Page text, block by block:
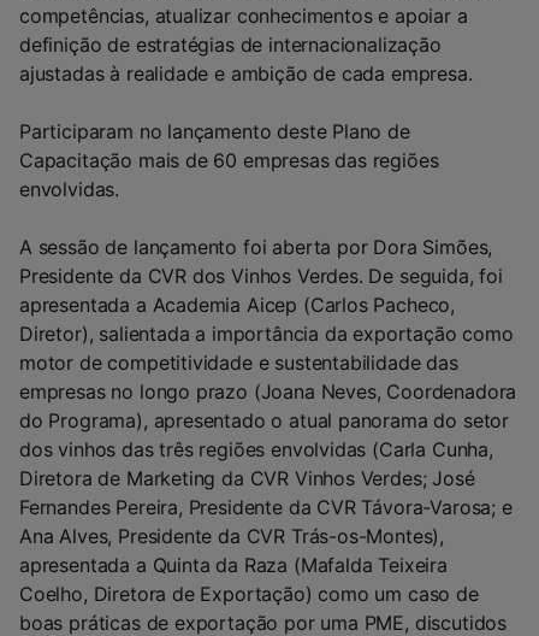
competências, atualizar conhecimentos e apoiar a
definição de estratégias de internacionalização
ajustadas à realidade e ambição de cada empresa.
Participaram no lançamento deste Plano de
Capacitação mais de 60 empresas das regiões
envolvidas.
A sessão de lançamento foi aberta por Dora Simões,
Presidente da CVR dos Vinhos Verdes. De seguida, foi
apresentada a Academia Aicep (Carlos Pacheco,
Diretor), salientada a importância da exportação como
motor de competitividade e sustentabilidade das
empresas no longo prazo (Joana Neves, Coordenadora
do Programa), apresentado o atual panorama do setor
dos vinhos das três regiões envolvidas (Carla Cunha,
Diretora de Marketing da CVR Vinhos Verdes; José
Fernandes Pereira, Presidente da CVR Távora-Varosa; e
Ana Alves, Presidente da CVR Trás-os-Montes),
apresentada a Quinta da Raza (Mafalda Teixeira
Coelho, Diretora de Exportação) como um caso de
boas práticas de exportação por uma PME, discutidos